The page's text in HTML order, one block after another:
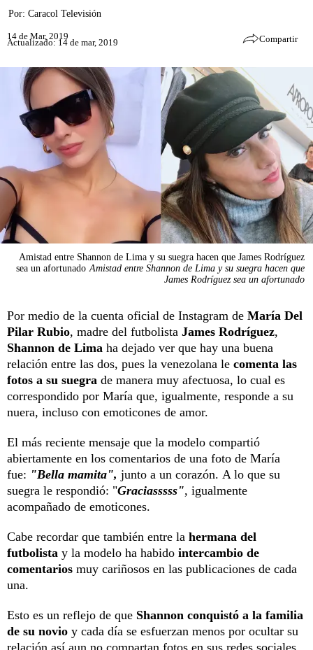
Por: Caracol Televisión
14 de Mar, 2019
Actualizado: 14 de mar, 2019 Compartir
Amistad entre Shannon de Lima y su suegra hacen que James Rodríguez
sea un afortunado Amistad entre Shannon de Lima y su suegra hacen que
James Rodríguez sea un afortunado
Por medio de la cuenta oficial de Instagram de María Del
Pilar Rubio, madre del futbolista James Rodríguez,
Shannon de Lima ha dejado ver que hay una buena
relación entre las dos, pues la venezolana le comenta las
fotos a su suegra de manera muy afectuosa, lo cual es
correspondido por María que, igualmente, responde a su
nuera, incluso con emoticones de amor.
El más reciente mensaje que la modelo compartió
abiertamente en los comentarios de una foto de María
fue: "Bella mamita", junto a un corazón. A lo que su
suegra le respondió: "Graciasssss", igualmente
acompañado de emoticones.
Cabe recordar que también entre la hermana del
futbolista y la modelo ha habido intercambio de
comentarios muy cariñosos en las publicaciones de cada
una.
Esto es un reflejo de que Shannon conquistó a la familia
de su novio y cada día se esfuerzan menos por ocultar su
relación así aun no compartan fotos en sus redes sociales